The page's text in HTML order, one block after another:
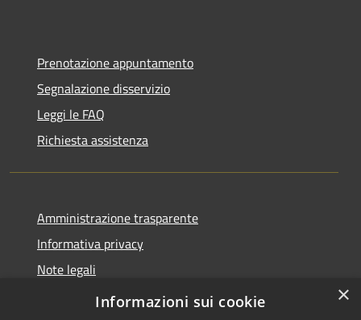
Prenotazione appuntamento
Segnalazione disservizio
Leggi le FAQ
Richiesta assistenza
Amministrazione trasparente
Informativa privacy
Note legali
Dichiarazione di accessibilità
×
Informazioni sui cookie